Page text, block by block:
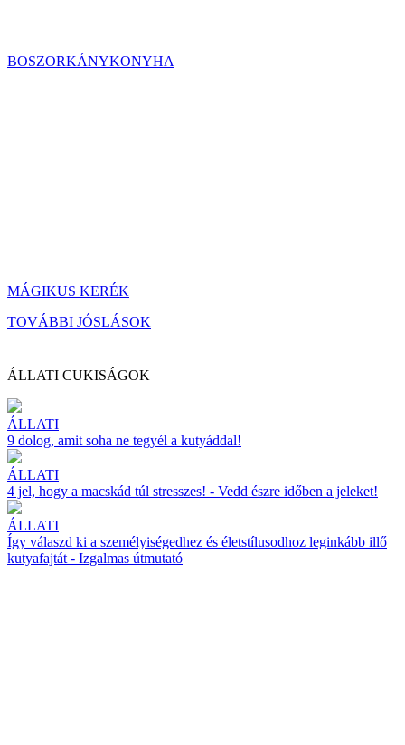
BOSZORKÁNYKONYHA
MÁGIKUS KERÉK
TOVÁBBI JÓSLÁSOK
ÁLLATI CUKISÁGOK
ÁLLATI
9 dolog, amit soha ne tegyél a kutyáddal!
ÁLLATI
4 jel, hogy a macskád túl stresszes! - Vedd észre időben a jeleket!
ÁLLATI
Így válaszd ki a személyiségedhez és életstílusodhoz leginkább illő
kutyafajtát - Izgalmas útmutató